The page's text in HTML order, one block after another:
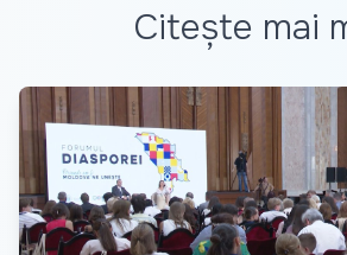
Citește mai